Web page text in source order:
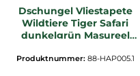
Dschungel Vliestapete
Wildtiere Tiger Safari
dunkelgrün Masureel
Produktnummer: 88-HAP005.1